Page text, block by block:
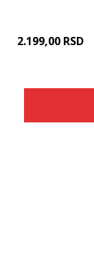
2.199,00 RSD